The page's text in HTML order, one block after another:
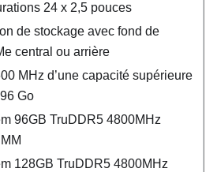
24 x 2,5 pouces
de stockage avec fond de
central ou arrière
MHz d’une capacité supérieure
Go
96GB TruDDR5 4800MHz
128GB TruDDR5 4800MHz